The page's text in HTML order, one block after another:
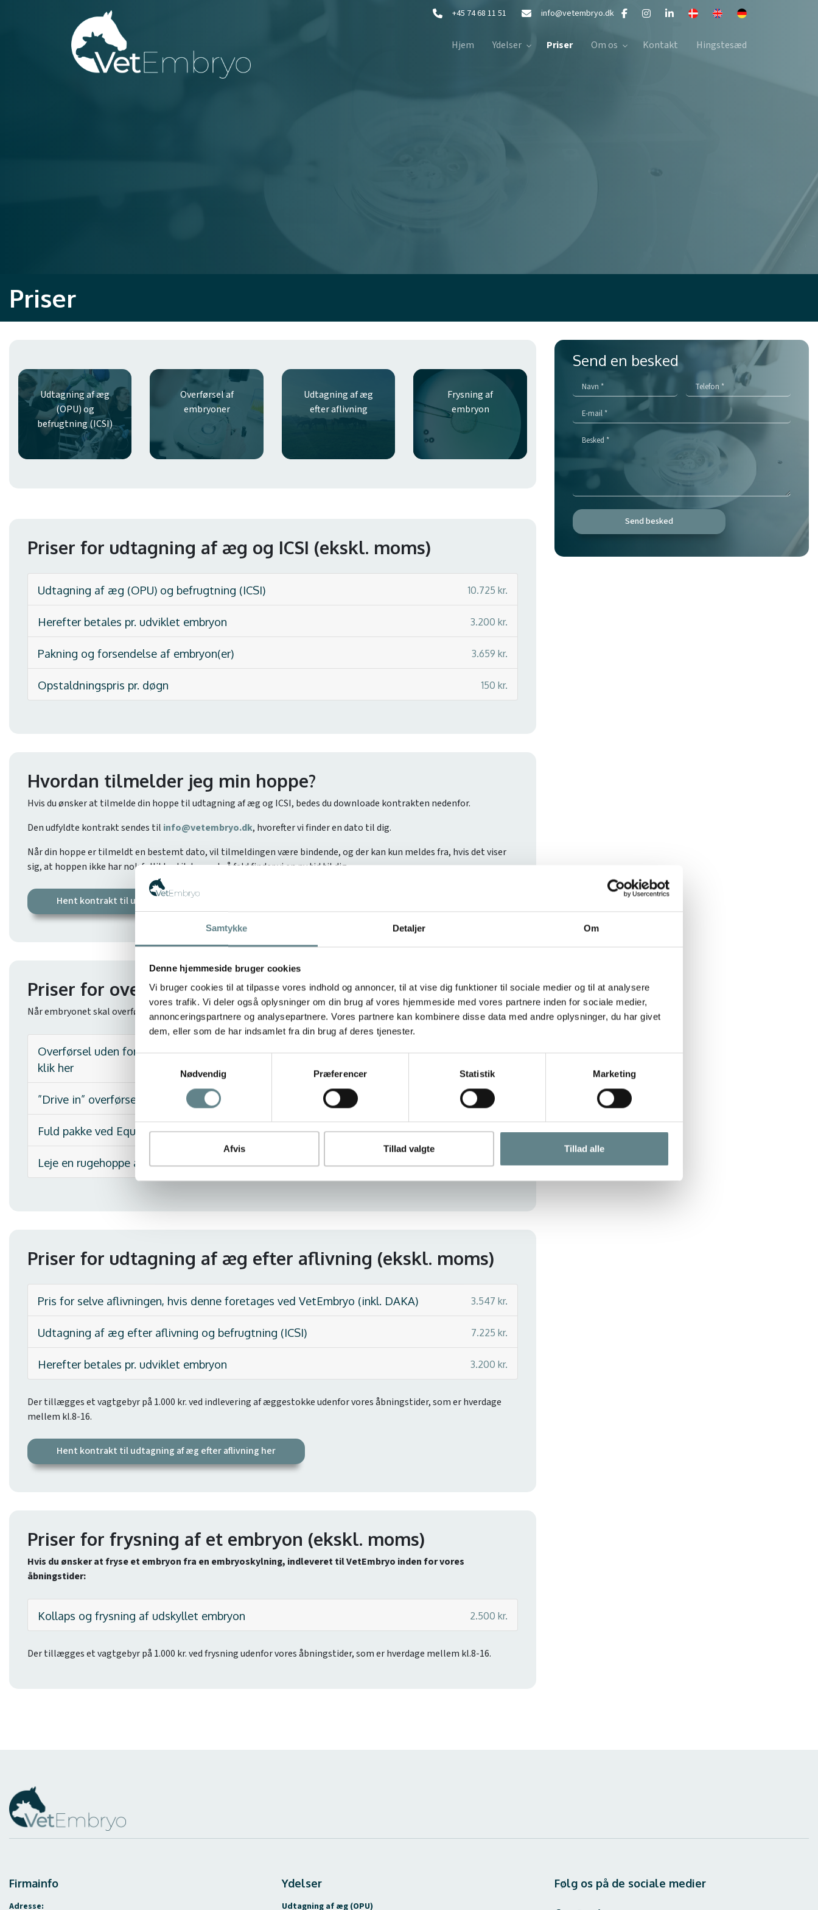
Samtykke Detaljer Om
Denne hjemmeside bruger cookies
Vi bruger cookies til at tilpasse vores indhold og annoncer, til at vise dig funktioner til sociale medier og til at analysere
vores trafik. Vi deler også oplysninger om din brug af vores hjemmeside med vores partnere inden for sociale medier,
annonceringspartnere og analysepartnere. Vores partnere kan kombinere disse data med andre oplysninger, du har givet
dem, eller som de har indsamlet fra din brug af deres tjenester.
Nødvendig
Præferencer Statistik Marketing
Afvis Tillad valgte Tillad alle
+45 74 68 11 51 info@vetembryo.dk
Hjem Ydelser Priser Om os Kontakt Hingstesæd
Priser
Udtagning af æg
(OPU) og
befrugtning (ICSI)
Overførsel af
embryoner
Udtagning af æg
efter aflivning
Frysning af
embryon
Priser for udtagning af æg og ICSI (ekskl. moms)
Udtagning af æg (OPU) og befrugtning (ICSI) 10.725 kr.
Herefter betales pr. udviklet embryon 3.200 kr.
Pakning og forsendelse af embryon(er) 3.659 kr.
Opstaldningspris pr. døgn 150 kr.
Hvordan tilmelder jeg min hoppe?
Hvis du ønsker at tilmelde din hoppe til udtagning af æg og ICSI, bedes du downloade kontrakten nedenfor.
Den udfyldte kontrakt sendes til info@vetembryo.dk, hvorefter vi finder en dato til dig.
Når din hoppe er tilmeldt en bestemt dato, vil tilmeldingen være bindende, og der kan kun meldes fra, hvis det viser
sig, at hoppen ikke har nok follikler til dagen. I så fald finder vi en ny tid til dig.
Hent kontrakt til udtagning af æg (OPU) og befrugtning (ICSI)
Priser for overførsel af embryon(ekskl. moms)
Når embryonet skal overføres, kan du vælge én af fire løsninger:
Overførsel uden for VetEmbryo - Vi kører til din hoppe (ekskl. kørsel på 15 kr/km) -
klik her
”Drive in” overførsel ved VetEmbryo - klik her 3.325 kr.
Fuld pakke ved Equinito (ekskl. opstaldning og drægtighedsscan) - klik her 6.125 kr.
Leje en rugehoppe af VetEmbryo (ekskl. depositum) - klik her 29.875 kr.
Priser for udtagning af æg efter aflivning (ekskl. moms)
Pris for selve aflivningen, hvis denne foretages ved VetEmbryo (inkl. DAKA) 3.547 kr.
Udtagning af æg efter aflivning og befrugtning (ICSI) 7.225 kr.
Herefter betales pr. udviklet embryon 3.200 kr.
Der tillægges et vagtgebyr på 1.000 kr. ved indlevering af æggestokke udenfor vores åbningstider, som er hverdage
mellem kl.8-16.
Hent kontrakt til udtagning af æg efter aflivning her
Priser for frysning af et embryon (ekskl. moms)
Hvis du ønsker at fryse et embryon fra en embryoskylning, indleveret til VetEmbryo inden for vores
åbningstider:
Kollaps og frysning af udskyllet embryon 2.500 kr.
Der tillægges et vagtgebyr på 1.000 kr. ved frysning udenfor vores åbningstider, som er hverdage mellem kl.8-16.
Send en besked
Firmainfo
Adresse:
Ydelser
Udtagning af æg (OPU)
Følg os på de sociale medier